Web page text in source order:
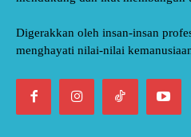
Digerakkan oleh insan-insan
menghayati nilai-nilai